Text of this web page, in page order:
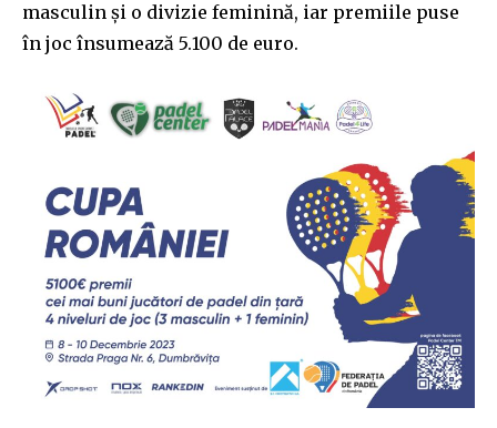
masculin și o divizie feminină, iar premiile puse
în joc însumează 5.100 de euro.